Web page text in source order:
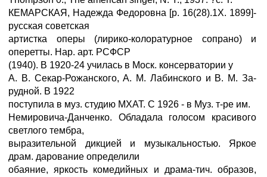
КЕМАРСКАЯ, Надежда Федоровна [р. 16(28).1Х. 1899]-
русская советская
артистка оперы (лирико-колоратурное сопрано) и
оперетты. Нар. арт. РСФСР
(1940). В 1920-24 училась в Моск. консерватории у
А. В. Секар-Рожанского, А. М. Лабинского и В. М. За-
рудной. В 1922
поступила в муз. студию МХАТ. С 1926 - в Муз. т-ре им.
Немировича-Данченко. Обладала голосом красивого
светлого тембра,
выразительной дикцией и музыкальностью. Яркое
драм. дарование определили
обаяние, яркость комедийных и драма-тич. образов,